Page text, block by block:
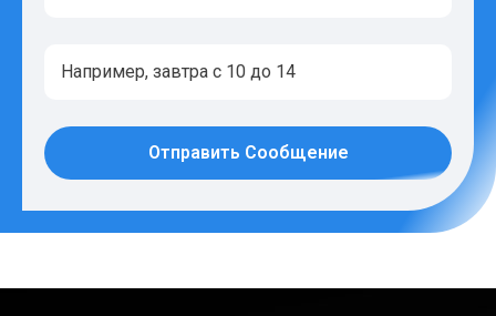
Отправить Сообщение